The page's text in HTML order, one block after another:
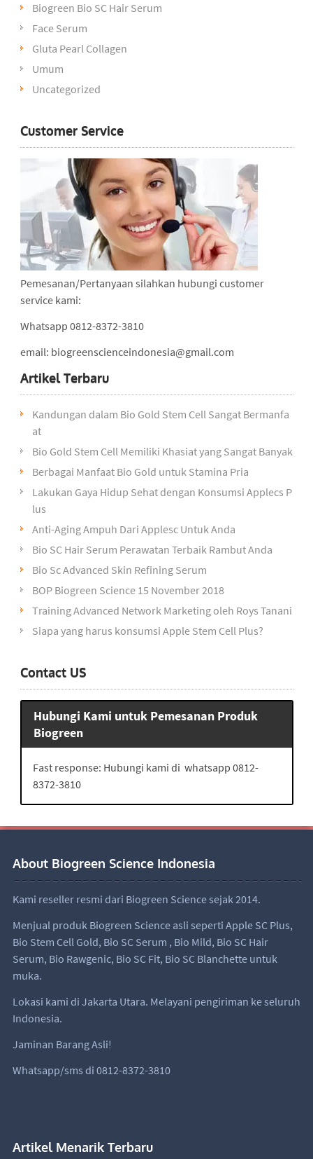
Biogreen Bio SC Hair Serum
Face Serum
Gluta Pearl Collagen
Umum
Uncategorized
Customer Service
Pemesanan/Pertanyaan silahkan hubungi customer
service kami:
Whatsapp 0812-8372-3810
email: biogreenscienceindonesia@gmail.com
Artikel Terbaru
Kandungan dalam Bio Gold Stem Cell Sangat Bermanfa
at
Bio Gold Stem Cell Memiliki Khasiat yang Sangat Banyak
Berbagai Manfaat Bio Gold untuk Stamina Pria
Lakukan Gaya Hidup Sehat dengan Konsumsi Applecs P
lus
Anti-Aging Ampuh Dari Applesc Untuk Anda
Bio SC Hair Serum Perawatan Terbaik Rambut Anda
Bio Sc Advanced Skin Refining Serum
BOP Biogreen Science 15 November 2018
Training Advanced Network Marketing oleh Roys Tanani
Siapa yang harus konsumsi Apple Stem Cell Plus?
Contact US
Hubungi Kami untuk Pemesanan Produk
Biogreen
Fast response: Hubungi kami di whatsapp 0812-
8372-3810
About Biogreen Science Indonesia
Kami reseller resmi dari Biogreen Science sejak 2014.
Menjual produk Biogreen Science asli seperti Apple SC Plus,
Bio Stem Cell Gold, Bio SC Serum , Bio Mild, Bio SC Hair
Serum, Bio Rawgenic, Bio SC Fit, Bio SC Blanchetteuntuk
muka.
Lokasi kami di Jakarta Utara. Melayani pengiriman ke seluruh
Indonesia.
Jaminan Barang Asli!
Whatsapp/sms di 0812-8372-3810
Artikel Menarik Terbaru